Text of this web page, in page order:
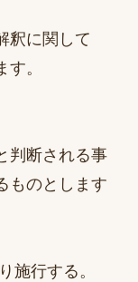
釈に関して
。
判断される事
ものとします
施行する。